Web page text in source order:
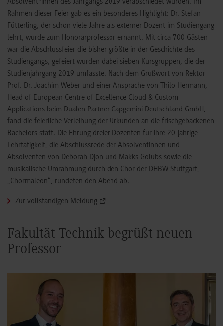
Absolvent*innen des Jahrgangs 2019 verabschiedet wurden. Im
Rahmen dieser Feier gab es ein besonderes Highlight: Dr. Stefan
Fütterling, der schon viele Jahre als externer Dozent im Studiengang
lehrt, wurde zum Honorarprofessor ernannt. Mit circa 700 Gästen
war die Abschlussfeier die bisher größte in der Geschichte des
Studiengangs, gefeiert wurden dabei sieben Kursgruppen, die der
Studienjahrgang 2019 umfasste. Nach dem Grußwort von Rektor
Prof. Dr. Joachim Weber und einer Ansprache von Thilo Hermann,
Head of European Centre of Excellence Cloud & Custom
Applications beim Dualen Partner Capgemini Deutschland GmbH,
fand die feierliche Verleihung der Urkunden an die frischgebackenen
Bachelors statt. Die Ehrung dreier Dozenten für ihre 20-jährige
Lehrtätigkeit, die Abschlussrede der Absolventinnen und
Absolventen von Deborah Djon und Makks Golubs sowie die
musikalische Umrahmung durch den Chor der DHBW Stuttgart,
„Chormäleon“, rundeten den Abend ab.
Zur vollständigen Meldung
Fakultät Technik begrüßt neuen
Professor